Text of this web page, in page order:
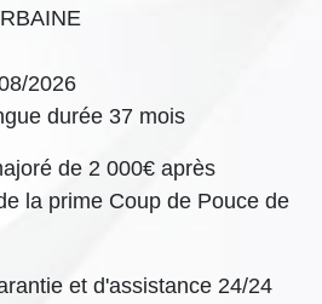
2026
durée 37 mois
de 2 000€ après
la prime Coup de Pouce de
et d'assistance 24/24